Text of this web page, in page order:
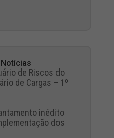
de Riscos do
de Cargas – 1º
inédito
dos